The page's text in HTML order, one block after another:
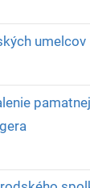
umelcov